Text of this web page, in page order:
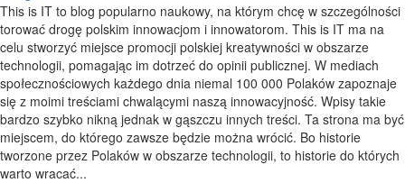
This is IT to blog popularno naukowy, na którym chcę w szczególności
torować drogę polskim innowacjom i innowatorom. This is IT ma na
celu stworzyć miejsce promocji polskiej kreatywności w obszarze
technologii, pomagając im dotrzeć do opinii publicznej. W mediach
społecznościowych każdego dnia niemal 100 000 Polaków zapoznaje
się z moimi treściami chwalącymi naszą innowacyjność. Wpisy takie
bardzo szybko nikną jednak w gąszczu innych treści. Ta strona ma być
miejscem, do którego zawsze będzie można wrócić. Bo historie
tworzone przez Polaków w obszarze technologii, to historie do których
warto wracać...